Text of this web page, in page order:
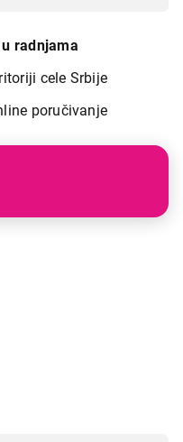
radnjama
cele Srbije
poručivanje